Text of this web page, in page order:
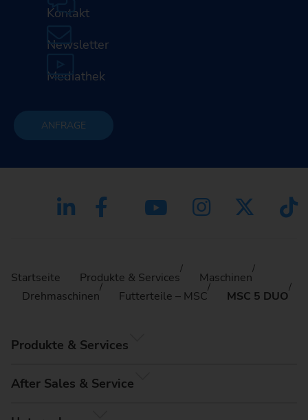
Kontakt
Newsletter
Mediathek
ANFRAGE
Startseite Produkte & Services
Maschinen
Drehmaschinen
Futterteile – MSC MSC 5 DUO
Produkte & Services
After Sales & Service